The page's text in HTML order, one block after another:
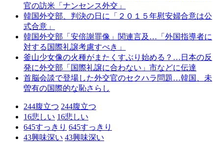
官の訪米「ナンセンス外交」
韓国外交部、判決の日に「２０１５年慰安婦合意は公
式合意」
韓国外交部「安倍謝罪像」関連言及…「外国指導者に
対する国際礼譲考慮すべき」
釜山少女像の火種がまたくすぶり始める？…日本の反
発に外交部「国際礼譲に合わない」市などに伝達
首脳会談で登場した外交官のセクハラ問題…韓国、未
曽有の国際的な恥さらし
244腹立つ 244腹立つ
16悲しい 16悲しい
645すっきり 645すっきり
43興味深い 43興味深い